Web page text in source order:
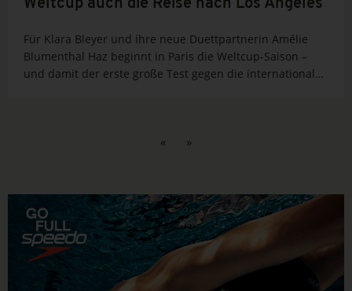
Weltcup auch die Reise nach Los Angeles
Für Klara Bleyer und ihre neue Duettpartnerin Amélie
Blumenthal Haz beginnt in Paris die Weltcup-Saison –
und damit der erste große Test gegen die internationale
« »